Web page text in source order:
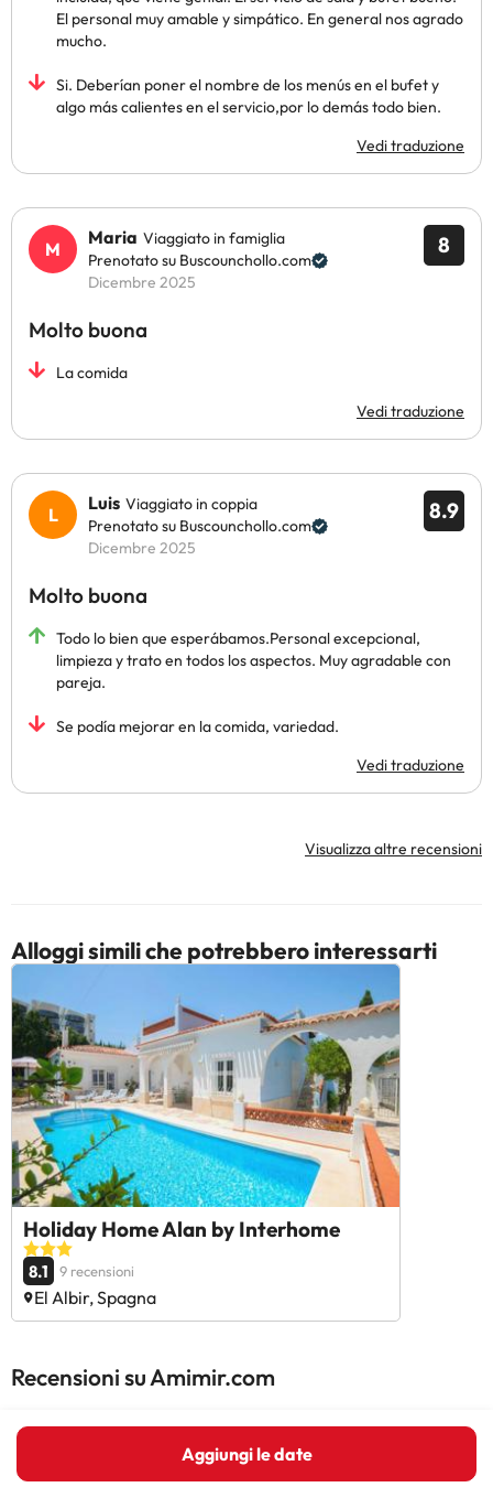
Aggiungi le date
El personal muy amable y simpático. En general nos agrado
mucho.
Si. Deberían poner el nombre de los menús en el bufet y
algo más calientes en el servicio,por lo demás todo bien.
Vedi traduzione
8
Maria Viaggiato in famiglia
Prenotato su Buscounchollo.com
Dicembre 2025
Molto buona
La comida
Vedi traduzione
8.9
Luis Viaggiato in coppia
Prenotato su Buscounchollo.com
Dicembre 2025
Molto buona
Todo lo bien que esperábamos.Personal excepcional,
limpieza y trato en todos los aspectos. Muy agradable con
pareja.
Se podía mejorar en la comida, variedad.
Vedi traduzione
Visualizza altre recensioni
Alloggi simili che potrebbero interessarti
Holiday Home Alan by Interhome
8.1 9 recensioni
El Albir, Spagna
Recensioni su Amimir.com
Amimir.com